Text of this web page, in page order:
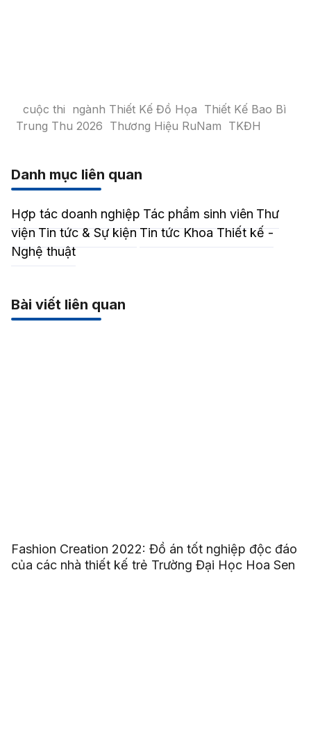
cuộc thi ngành Thiết Kế Đồ Họa Thiết Kế Bao Bì
Trung Thu 2026 Thương Hiệu RuNam TKĐH
Danh mục liên quan
Hợp tác doanh nghiệp Tác phẩm sinh viên Thư
việnTin tức & Sự kiệnTin tức Khoa Thiết kế -
Nghệ thuật
Bài viết liên quan
Fashion Creation 2022: Đồ án tốt nghiệp độc đáo
của các nhà thiết kế trẻ Trường Đại Học Hoa Sen